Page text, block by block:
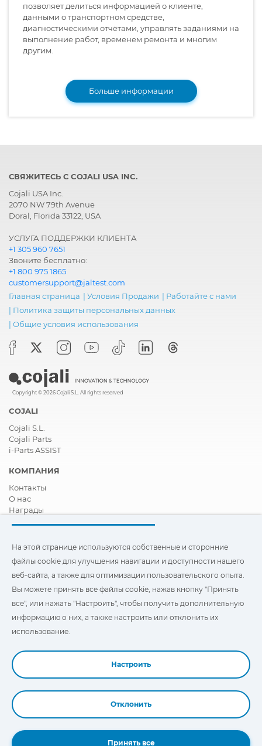
позволяет делиться информацией о клиенте,
данными о транспортном средстве,
диагностическими отчётами, управлять заданиями на
выполнение работ, временем ремонта и многим
другим.
Больше информации
СВЯЖИТЕСЬ С COJALI USA INC.
Cojali USA Inc.
2070 NW 79th Avenue
Doral, Florida 33122, USA
УСЛУГА ПОДДЕРЖКИ КЛИЕНТА
+1 305 960 7651
Звоните бесплатно:
+1 800 975 1865
customersupport@jaltest.com
Главная страница | Условия Продажи | Работайте с нами
| Политика защиты персональных данных
| Общие условия использования
Copyright © 2026 Cojali S.L. All rights reserved
COJALI
Cojali S.L.
Cojali Parts
i-Parts ASSIST
КОМПАНИЯ
Контакты
О нас
Награды
Стать дистрибьютором
Видео
FAQ - ЧАСТО ЗАДАВАЕМЫЕ ВОПРОСЫ
оптимизировать взаимодействие с пользователем, на этом
сайте используются наши собственные и сторонние файлы
"Cookies". Вы можете нажать на
отказаться от их использования.
На этой странице используются собственные и сторонние
файлы cookie для улучшения навигации и доступности нашего
веб-сайта, а также для оптимизации пользовательского опыта.
Вы можете принять все файлы cookie, нажав кнопку "Принять
все", или нажать "Настроить", чтобы получить дополнительную
информацию о них, а также настроить или отклонить их
использование.
Настроить
Отклонить
Принять все